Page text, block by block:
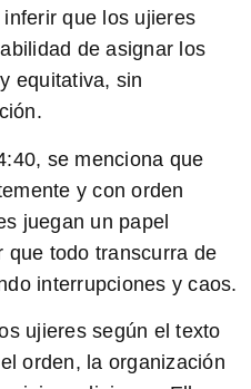
que los ujieres
de asignar los
equitativa, sin
, se menciona que
y con orden
juegan un papel
que todo transcurra de
interrupciones y caos.
ujieres según el texto
orden, la organización